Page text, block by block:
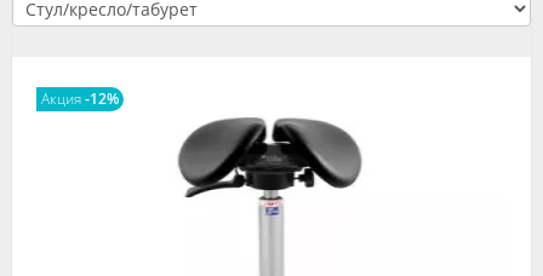
Объявления
Форум
Акция-12%